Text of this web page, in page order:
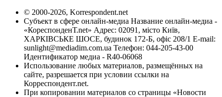
© 2000-2026, Korrespondent.net
Субъект в сфере онлайн-медиа Название онлайн-медиа -
«КореспонденТ.net» Адрес: 02091, місто Київ,
ХАРКІВСЬКЕ ШОСЕ, будинок 172-Б, офіс 208/1 E-mail:
sunlight@mediadim.com.ua Телефон: 044-205-43-00
Идентификатор медиа - R40-06068
Использование любых материалов, размещённых на
сайте, разрешается при условии ссылки на
Корреспондент.net.
При копировании материалов со страницы «Новости